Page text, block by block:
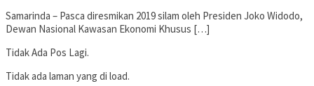
Samarinda – Pasca diresmikan 2019 silam oleh Presiden Joko Widodo,
Dewan Nasional Kawasan Ekonomi Khusus […]
Tidak Ada Pos Lagi.
Tidak ada laman yang di load.